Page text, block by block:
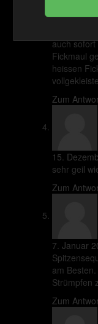
17. Januar
auch
Fickmaul
heissen
Zum
15.
sehr geil
Zum
7. Januar
am
Strümpfen
Zum